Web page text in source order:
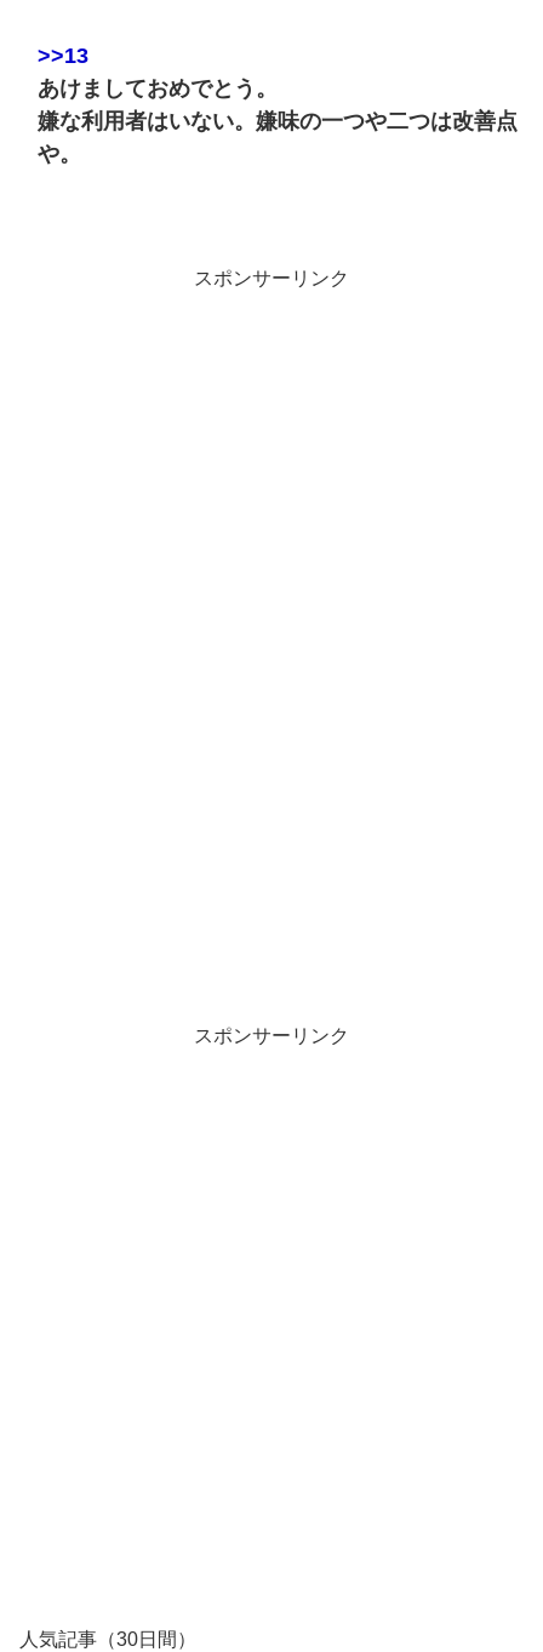
>>13
あけましておめでとう。
嫌な利用者はいない。嫌味の一つや二つは改善点
や。
スポンサーリンク
スポンサーリンク
人気記事（30日間）